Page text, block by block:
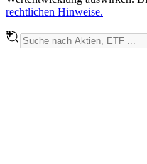
rechtlichen Hinweise.